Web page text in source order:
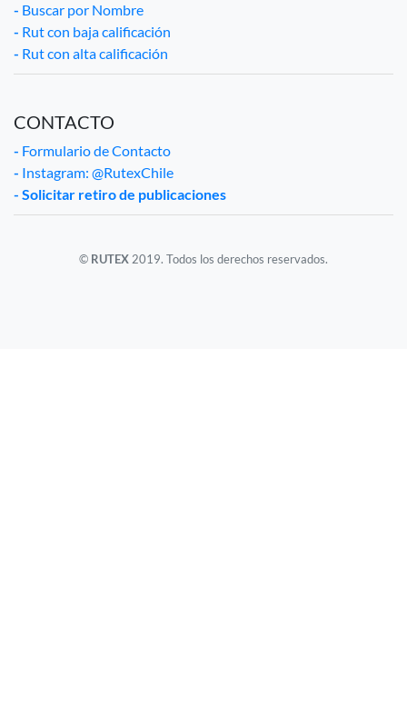
- Buscar por Nombre
- Rut con baja calificación
- Rut con alta calificación
CONTACTO
- Formulario de Contacto
- Instagram: @RutexChile
- Solicitar retiro de publicaciones
© RUTEX 2019. Todos los derechos reservados.